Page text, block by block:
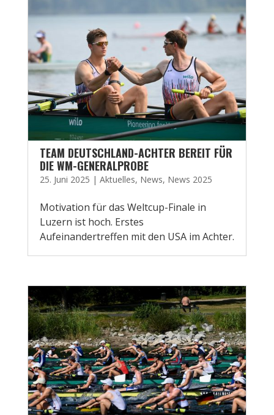
TEAM DEUTSCHLAND-ACHTER BEREIT FÜR
DIE WM-GENERALPROBE
25. Juni 2025 | Aktuelles, News, News 2025
Motivation für das Weltcup-Finale in
Luzern ist hoch. Erstes
Aufeinandertreffen mit den USA im Achter.